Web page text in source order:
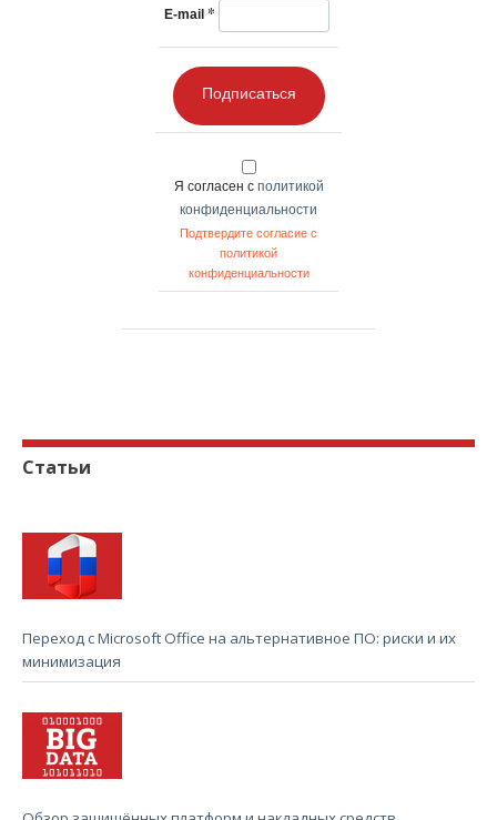
E-mail *
Подписаться
Я согласен с политикой
конфиденциальности
Подтвердите согласие с
политикой
конфиденциальности
Статьи
Переход с Microsoft Office на альтернативное ПО: риски и их
минимизация